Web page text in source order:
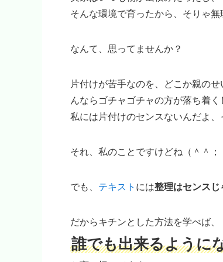
そんな環境で育ったから、そりゃ無
なんて、思ってませんか？
片付けが苦手なのを、どこか親の
んならゴチャゴチャの方が落ち着く
私には片付けのセンスないんだよ、
それ、私のことですけどね（＾＾；
でも、 テキスト には整理はセンスじ
だからキチンとした方法を学べば、
誰でも出来るように